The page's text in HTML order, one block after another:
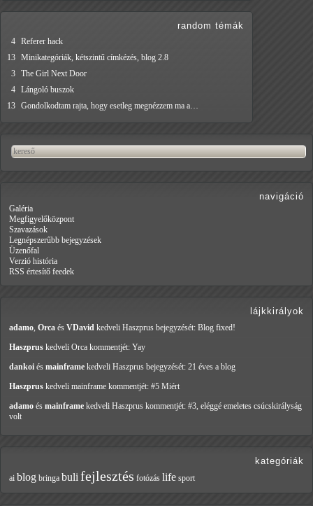
random témák
4 Referer hack
13 Minikategóriák, kétszintű címkézés, blog 2.8
3 The Girl Next Door
4 Lángoló buszok
13 Gondolkodtam rajta, hogy esetleg megnézzem ma a…
navigáció
Galéria
Megfigyelőközpont
Szavazások
Legnépszerűbb bejegyzések
Üzenőfal
Verzió história
RSS értesítő feedek
lájkkirályok
adamo, Orca és VDavid kedveli Haszprus bejegyzését: Blog fixed!
Haszprus kedveli Orca kommentjét: Yay
dankoi és mainframe kedveli Haszprus bejegyzését: 21 éves a blog
Haszprus kedveli mainframe kommentjét: #5 Miért
adamo és mainframe kedveli Haszprus kommentjét: #3, eléggé emeletes csúcskirályság
volt
kategóriák
ai blog bringa buli fejlesztés fotózás life sport